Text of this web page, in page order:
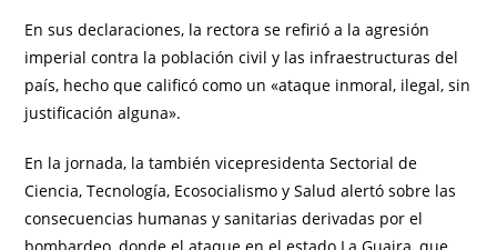
En sus declaraciones, la rectora se refirió a la agresión
imperial contra la población civil y las infraestructuras del
país, hecho que calificó como un «ataque inmoral, ilegal, sin
justificación alguna».
En la jornada, la también vicepresidenta Sectorial de
Ciencia, Tecnología, Ecosocialismo y Salud alertó sobre las
consecuencias humanas y sanitarias derivadas por el